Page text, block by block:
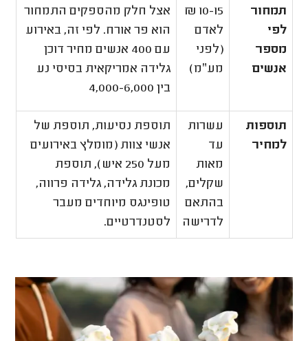
תמחור
לפי
מספר
אנשים
10-15 ₪
לאדם
(לפני
מע״מ)
אצל חלק מהספקים התמחור
הוא פר אורח. לפי זה, באירוע
עם 400 אנשים מחיר דוכן
גלידה אמריקאית בסיסי נע
בין 4,000-6,000
תוספות
למחיר
עשרות
עד
מאות
שקלים,
בהתאם
לדרישה
תוספת נסיעות, תוספת של
אנשי צוות (מומלץ באירועים
מעל 250 איש), תוספת
מכונת גלידה, גלידה פרווה,
טופינגס מיוחדים מעבר
לסטנדרטיים.